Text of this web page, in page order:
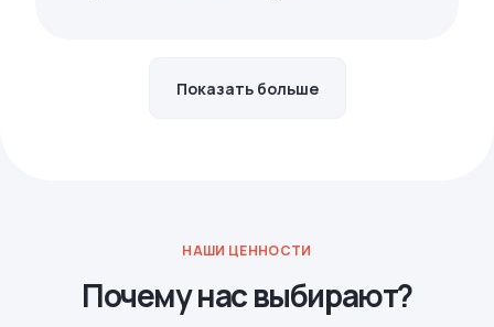
Показать больше
НАШИ ЦЕННОСТИ
Почему нас выбирают?